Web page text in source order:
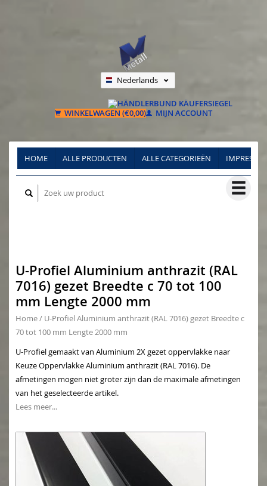
Nederlands
Français
WINKELWAGEN (€0,00) MIJN ACCOUNT
HOME ALLE PRODUCTEN ALLE CATEGORIEËN
U-Profiel Aluminium anthrazit (RAL
7016) gezet Breedte c 70 tot 100
mm Lengte 2000 mm
Home/ U-Profiel Aluminium anthrazit (RAL 7016) gezet Breedte c
70 tot 100 mm Lengte 2000 mm
U-Profiel gemaakt van Aluminium 2X gezet oppervlakke naar
Keuze Oppervlakke Aluminium anthrazit (RAL 7016). De
afmetingen mogen niet groter zijn dan de maximale afmetingen
van het geselecteerde artikel.
Lees meer...